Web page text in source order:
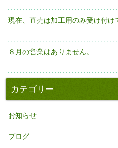
現在、直売は加工用のみ受け付け
８月の営業はありません。
カテゴリー
お知らせ
ブログ